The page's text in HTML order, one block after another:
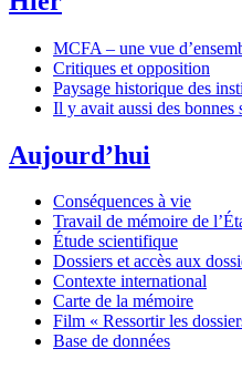
MCFA – une vue
Critiques et opposition
Paysage historique des
Il y avait aussi des bonnes
Aujourd’hui
Conséquences à vie
Travail de mémoire de
Étude scientifique
Dossiers et accès aux
Contexte international
Carte de la mémoire
Film « Ressortir les
Base de données